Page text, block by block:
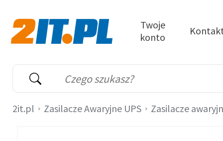
Wyszukiwarka
Słowo kluczowe
Twoje
konto
2it.pl Zasilacze Awaryjne UPS Zasilacze